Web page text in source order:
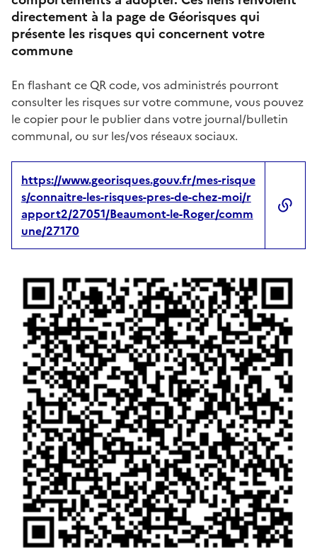
directement à la page de Géorisques qui
présente les risques qui concernent votre
commune
En flashant ce QR code, vos administrés pourront
consulter les risques sur votre commune, vous pouvez
le copier pour le publier dans votre journal/bulletin
communal, ou sur les/vos réseaux sociaux.
https://www.georisques.gouv.fr/mes-risque
s/connaitre-les-risques-pres-de-chez-moi/r
apport2/27051/Beaumont-le-Roger/comm
une/27170